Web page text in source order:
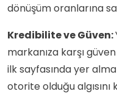
dönüşüm oranlarına
Kredibilite ve Güven:
markanıza karşı
ilk sayfasında yer
otorite olduğu